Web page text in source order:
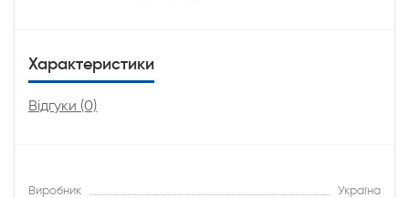
Характеристики
Відгуки (0)
Виробник Україна